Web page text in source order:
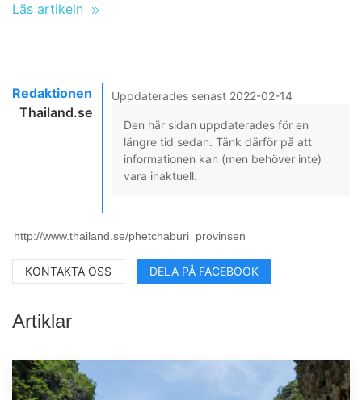
Läs artikeln
Redaktionen
Thailand.se
Uppdaterades senast 2022-02-14
Den här sidan uppdaterades för en
längre tid sedan. Tänk därför på att
informationen kan (men behöver inte)
vara inaktuell.
KONTAKTA OSS DELA PÅ FACEBOOK
Artiklar